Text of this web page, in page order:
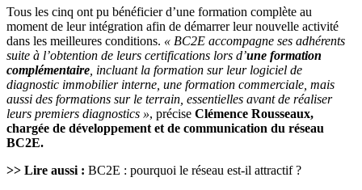
Tous les cinq ont pu bénéficier d’une formation complète au
moment de leur intégration afin de démarrer leur nouvelle activité
dans les meilleures conditions. « BC2E accompagne ses adhérents
suite à l’obtention de leurs certifications lors d’une formation
complémentaire, incluant la formation sur leur logiciel de
diagnostic immobilier interne, une formation commerciale, mais
aussi des formations sur le terrain, essentielles avant de réaliser
leurs premiers diagnostics », précise Clémence Rousseaux,
chargée de développement et de communication du réseau
BC2E.
>> Lire aussi : BC2E : pourquoi le réseau est-il attractif ?